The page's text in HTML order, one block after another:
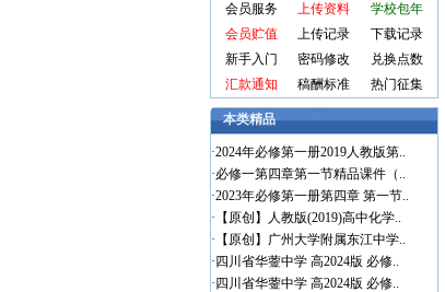
会员服务 上传资料
学校包年
会员贮值
上传记录
下载记录
新手入门
密码修改
兑换点数
汇款通知
稿酬标准 热门征集
本类精品
·2024年必修第一册2019人教版第..
·必修一第四章第一节精品课件（..
·2023年必修第一册第四章 第一节..
· 【原创】人教版(2019)高中化学..
· 【原创】广州大学附属东江中学..
· 四川省华蓥中学 高2024版 必修..
· 四川省华蓥中学 高2024版 必修..